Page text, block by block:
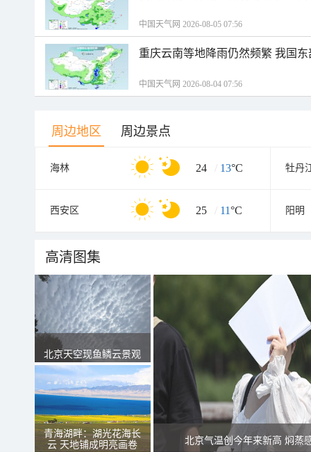
中国天气网 2026-08-05 07:56
重庆云南等地降雨仍然频繁 我国
中国天气网 2026-08-04 07:56
周边地区 周边景点
海林 24 / 13°C 牡丹
西安区 25 / 11°C 阳明
高清图集
北京天空现鱼鳞云景观
青海湖畔：湖光花海长
云 天地铺成明亮画卷
北京气温创今年来新高 焖蒸